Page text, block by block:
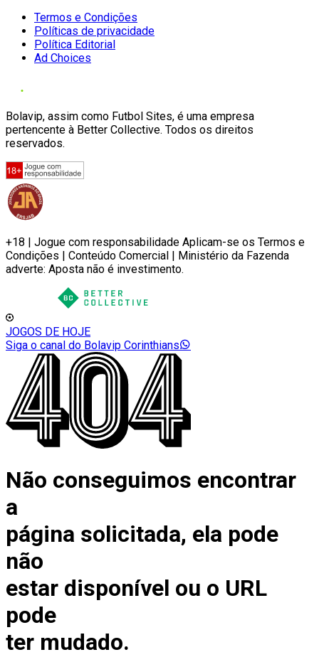
Termos e Condições
Políticas de privacidade
Política Editorial
Ad Choices
Bolavip, assim como Futbol Sites, é uma empresa
pertencente à Better Collective. Todos os direitos
reservados.
+18 | Jogue com responsabilidade Aplicam-se os Termos e
Condições | Conteúdo Comercial | Ministério da Fazenda
adverte: Aposta não é investimento.
JOGOS DE HOJE
Siga o canal do Bolavip Corinthians
Não conseguimos encontrar
a
página solicitada, ela pode
não
estar disponível ou o URL
pode
ter mudado.